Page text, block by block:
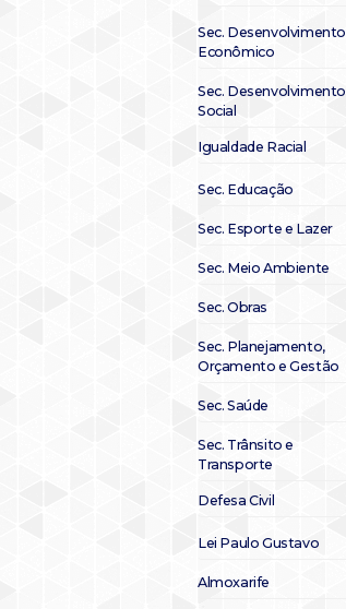
Sec. Desenvolvimento
Econômico
Sec. Desenvolvimento
Social
Igualdade Racial
Sec. Educação
Sec. Esporte e Lazer
Sec. Meio Ambiente
Sec. Obras
Sec. Planejamento,
Orçamento e Gestão
Sec. Saúde
Sec. Trânsito e
Transporte
Defesa Civil
Lei Paulo Gustavo
Almoxarife